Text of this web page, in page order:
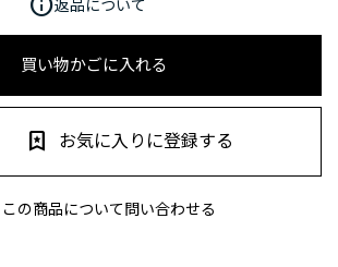
買い物かごに入れる
この商品について問い合わせる
お気に入りに登録する
返品について